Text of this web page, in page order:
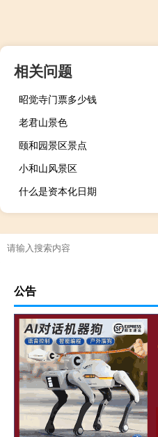
相关问题
昭觉寺门票多少钱
老君山景色
颐和园景区景点
小和山风景区
什么是资本化日期
公告